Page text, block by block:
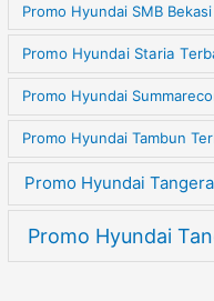
Promo Hyundai SMB
Promo Hyundai Staria
Promo Hyundai
Promo Hyundai Tambun
Promo Hyundai
Promo Hyundai